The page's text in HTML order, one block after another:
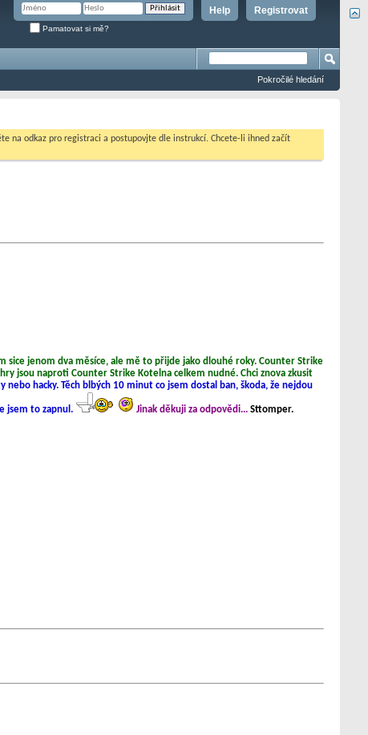
Registrovat
Help
Pamatovat si mě?
Pokročilé hledání
na odkaz pro registraci a postupovjte dle instrukcí. Chcete-li ihned začít
sice jenom dva měsíce, ale mě to přijde jako dlouhé roky. Counter Strike
jsou naproti Counter Strike Kotelna celkem nudné. Chci znova zkusit
nebo hacky. Těch blbých 10 minut co jsem dostal ban, škoda, že nejdou
jsem to zapnul. Jinak děkuji za odpovědi... Sttomper.